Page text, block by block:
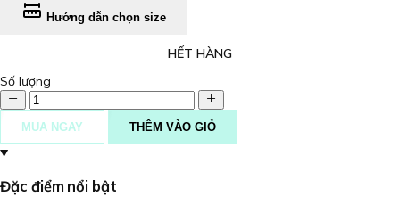
Hướng dẫn chọn size
HẾT HÀNG
Số lượng
MUA NGAY THÊM VÀO GIỎ
Đặc điểm nổi bật